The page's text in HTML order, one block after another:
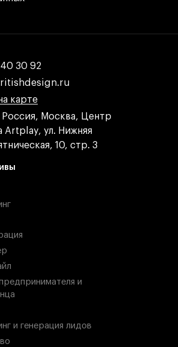
30 92
30 92
карте
карте
карте
Россия, Москва, Центр
Artplay, ул. Нижняя
10, стр. 3
и
и генерация лидов